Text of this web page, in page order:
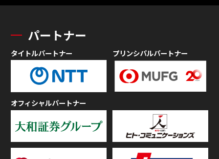
パートナー
タイトルパートナー プリンシパルパートナー
オフィシャルパートナー